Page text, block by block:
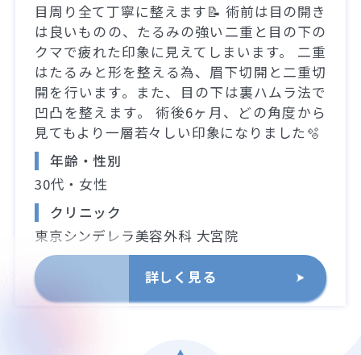
目周り全て丁寧に整えます📝 術前は目の開き
は良いものの、たるみの強い二重と目の下の
クマで疲れた印象に見えてしまいます。 二重
はたるみと形を整える為、眉下切開と二重切
開を行います。また、目の下は裏ハムラ法で
凹凸を整えます。 術後6ヶ月、どの角度から
見てもより一層若々しい印象になりました🫧
年齢・性別
30代・女性
クリニック
東京シンデレラ美容外科 大宮院
詳しく見る